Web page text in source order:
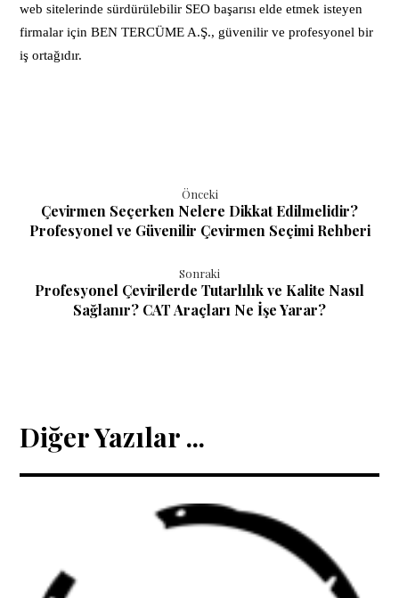
web sitelerinde sürdürülebilir SEO başarısı elde etmek isteyen
firmalar için BEN TERCÜME A.Ş., güvenilir ve profesyonel bir
iş ortağıdır.
Önceki
Çevirmen Seçerken Nelere Dikkat Edilmelidir?
Profesyonel ve Güvenilir Çevirmen Seçimi Rehberi
Sonraki
Profesyonel Çevirilerde Tutarlılık ve Kalite Nasıl
Sağlanır? CAT Araçları Ne İşe Yarar?
Diğer Yazılar ...